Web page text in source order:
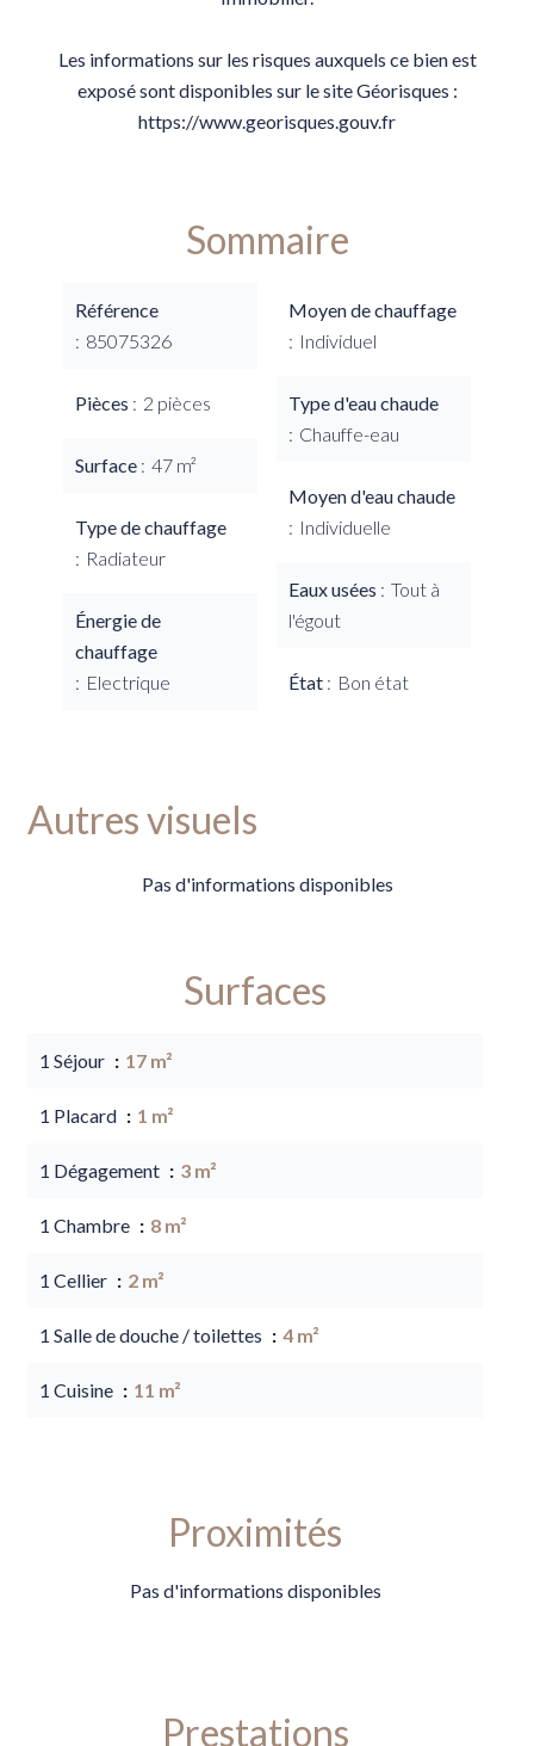
Les informations sur les risques auxquels ce bien est
exposé sont disponibles sur le site Géorisques :
https://www.georisques.gouv.fr
Sommaire
Référence
85075326
Pièces 2 pièces
Surface 47 m²
Type de chauffage
Radiateur
Énergie de
chauffage
Electrique
Moyen de chauffage
Individuel
Type d'eau chaude
Chauffe-eau
Moyen d'eau chaude
Individuelle
Eaux usées
Tout à
l'égout
État Bon état
Autres visuels
Pas d'informations disponibles
Surfaces
1 Séjour 17 m²
1 Placard 1 m²
1 Dégagement 3 m²
1 Chambre 8 m²
1 Cellier 2 m²
1 Salle de douche / toilettes 4 m²
1 Cuisine 11 m²
Proximités
Pas d'informations disponibles
Prestations